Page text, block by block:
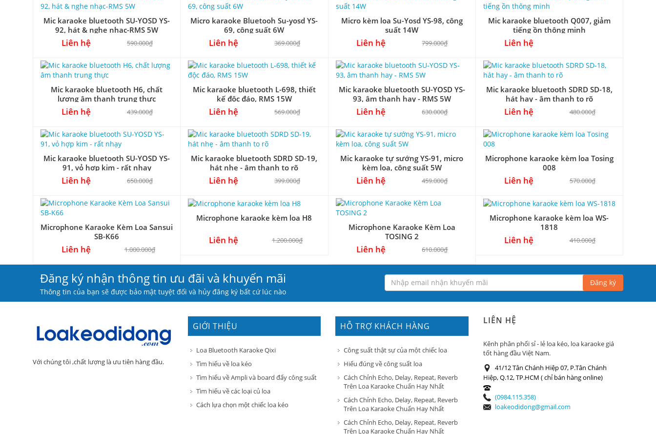
Mic karaoke bluetooth SU-YOSD YS-
92, hát & nghe nhạc-RMS 5W
Liên hệ 590.000₫
Micro karaoke Bluetooh Su-yosd YS-
69, công suất 6W
Liên hệ 369.000₫
Micro kèm loa Su-Yosd YS-98, công
suất 14W
Liên hệ 799.000₫
Mic karaoke bluetooth Q007, giảm
tiếng ồn thông minh
Liên hệ
Mic karaoke bluetooth H6, chất
lượng âm thanh trung thực
Liên hệ 439.000₫
Mic karaoke bluetooth L-698, thiết
kế độc đáo, RMS 15W
Liên hệ 569.000₫
Mic karaoke bluetooth SU-YOSD YS-
93, âm thanh hay - RMS 5W
Liên hệ 630.000₫
Mic karaoke bluetooth SDRD SD-18,
hát hay - âm thanh to rõ
Liên hệ 480.000₫
Mic karaoke bluetooth SU-YOSD YS-
91, vỏ hợp kim - rất nhạy
Liên hệ 650.000₫
Mic karaoke bluetooth SDRD SD-19,
hát nhẹ - âm thanh to rõ
Liên hệ 399.000₫
Mic karaoke tự sướng YS-91, micro
kèm loa, công suất 5W
Liên hệ 459.000₫
Microphone karaoke kèm loa Tosing
008
Liên hệ 570.000₫
Microphone Karaoke Kèm Loa Sansui
SB-K66
Liên hệ 1.000.000₫
Microphone karaoke kèm loa H8
Liên hệ 1.200.000₫
Microphone Karaoke Kèm Loa
TOSING 2
Liên hệ 610.000₫
Microphone karaoke kèm loa WS-
1818
Liên hệ 410.000₫
Đăng ký nhận thông tin ưu đãi và khuyến mãi
Thông tin của bạn sẽ được bảo mật tuyệt đối và hủy đăng ký bất cứ lúc nào
Đăng ký
Với chúng tôi ,chất lượng là ưu tiên hàng đầu.
GIỚI THIỆU
Loa Bluetooth Karaoke Qixi
Tìm hiểu về loa kéo
Tìm hiểu về Ampli và board đẩy công suất
Tìm hiểu về các loại củ loa
Cách lựa chọn một chiếc loa kéo
HỖ TRỢ KHÁCH HÀNG
Công suất thật sự của một chiếc loa
Hiểu đúng về công suất loa
Cách Chỉnh Echo, Delay, Repeat, Reverb
Trên Loa Karaoke Chuẩn Hay Nhất
Cách Chỉnh Echo, Delay, Repeat, Reverb
Trên Loa Karaoke Chuẩn Hay Nhất
Cách Chỉnh Echo, Delay, Repeat, Reverb
Trên Loa Karaoke Chuẩn Hay Nhất
LIÊN HỆ
Kênh phân phối sỉ - lẻ loa kéo, loa karaoke giá
tốt hàng đầu Việt Nam.
41/12 Tân Chánh Hiệp 07, P.Tân Chánh
Hiệp, Q.12, TP.HCM ( chỉ bán hàng online)
(0984.115.358)
loakeodidong@gmail.com